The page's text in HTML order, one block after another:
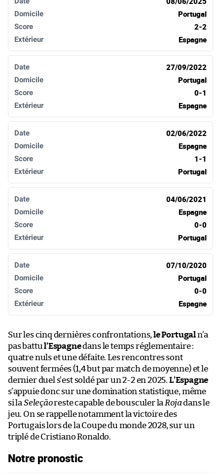
Portugal
2-2
Espagne
27/09/2022
Portugal
0-1
Espagne
02/06/2022
Espagne
1-1
Portugal
04/06/2021
Espagne
0-0
Portugal
07/10/2020
Portugal
0-0
Espagne
Sur les cinq dernières confrontations, le Portugaln’a
pas battul’Espagnedans le temps réglementaire :
quatre nuls et une défaite. Les rencontres sont
souvent fermées (1,4 but par match de moyenne) et le
dernier duel s’est soldé par un 2-2 en 2025. L’Espagne
s’appuie donc sur une domination statistique, même
si la Seleçãoreste capable de bousculer la Rojadans le
jeu. On se rappelle notamment la victoire des
Portugais lors de la Coupe du monde 2028, sur un
triplé de Cristiano Ronaldo.
Notre pronostic